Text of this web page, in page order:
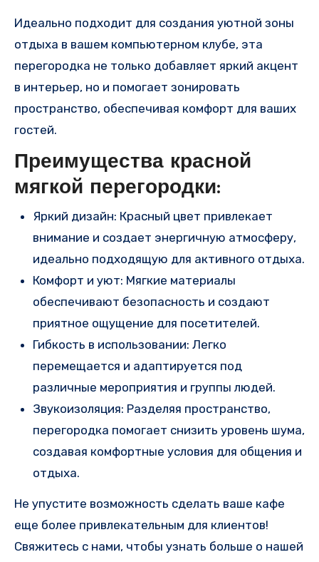
Идеально подходит для создания уютной зоны
отдыха в вашем компьютерном клубе, эта
перегородка не только добавляет яркий акцент
в интерьер, но и помогает зонировать
пространство, обеспечивая комфорт для ваших
гостей.
Преимущества красной
мягкой перегородки:
Яркий дизайн: Красный цвет привлекает
внимание и создает энергичную атмосферу,
идеально подходящую для активного отдыха.
Комфорт и уют: Мягкие материалы
обеспечивают безопасность и создают
приятное ощущение для посетителей.
Гибкость в использовании: Легко
перемещается и адаптируется под
различные мероприятия и группы людей.
Звукоизоляция: Разделяя пространство,
перегородка помогает снизить уровень шума,
создавая комфортные условия для общения и
отдыха.
Не упустите возможность сделать ваше кафе
еще более привлекательным для клиентов!
Свяжитесь с нами, чтобы узнать больше о нашей